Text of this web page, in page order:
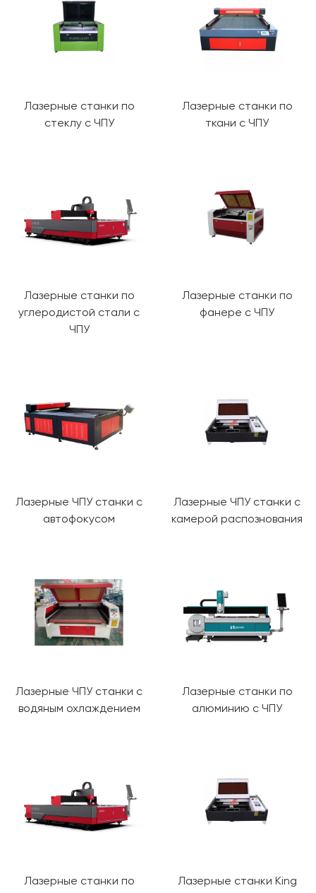
Лазерные станки по
стеклу с ЧПУ
Лазерные станки по
ткани с ЧПУ
Лазерные станки по
углеродистой стали с
ЧПУ
Лазерные станки по
фанере с ЧПУ
Лазерные ЧПУ станки с
автофокусом
Лазерные ЧПУ станки с
камерой распознования
Лазерные ЧПУ станки с
водяным охлаждением
Лазерные станки по
алюминию с ЧПУ
Лазерные станки по
Лазерные станки King